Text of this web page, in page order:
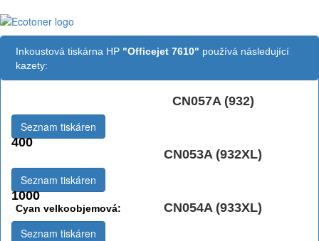
Inkoustová tiskárna HP "Officejet 7610" používá následující
kazety:
CN057A (932)
400
Seznam tiskáren
CN053A (932XL)
1000
Seznam tiskáren
Cyan velkoobjemová: CN054A (933XL)
Seznam tiskáren